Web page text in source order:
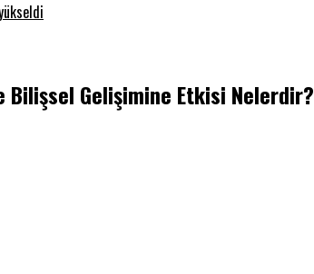
Bilişsel Gelişimine Etkisi Nelerdir?